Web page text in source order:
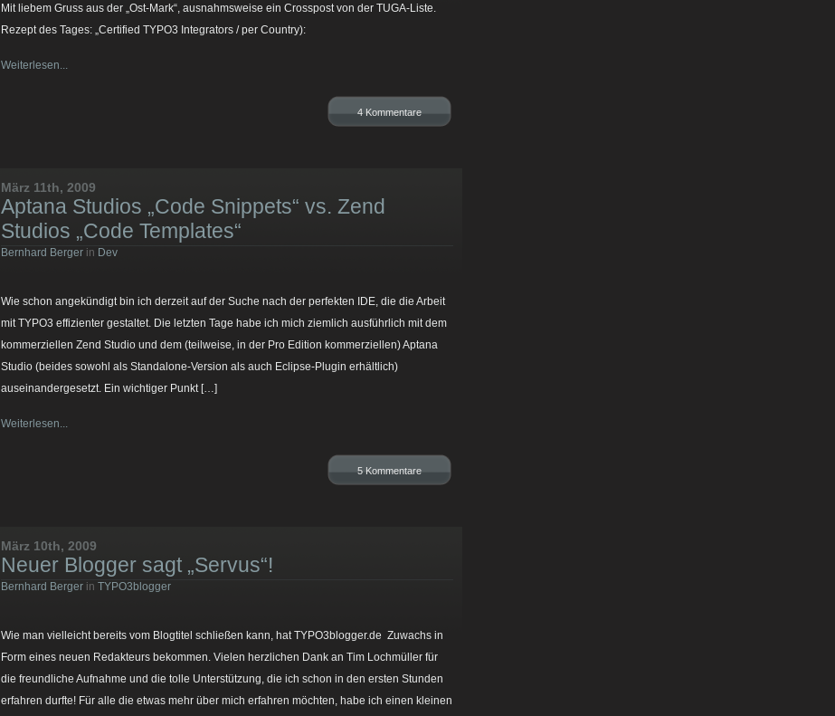
Mit liebem Gruss aus der „Ost-Mark“, ausnahmsweise ein Crosspost von der TUGA-Liste.
Rezept des Tages: „Certified TYPO3 Integrators / per Country):
Weiterlesen...
4 Kommentare
März 11th, 2009
Aptana Studios „Code Snippets“ vs. Zend
Studios „Code Templates“
Bernhard Berger in Dev
Wie schon angekündigt bin ich derzeit auf der Suche nach der perfekten IDE, die die Arbeit
mit TYPO3 effizienter gestaltet. Die letzten Tage habe ich mich ziemlich ausführlich mit dem
kommerziellen Zend Studio und dem (teilweise, in der Pro Edition kommerziellen) Aptana
Studio (beides sowohl als Standalone-Version als auch Eclipse-Plugin erhältlich)
auseinandergesetzt. Ein wichtiger Punkt […]
Weiterlesen...
5 Kommentare
März 10th, 2009
Neuer Blogger sagt „Servus“!
Bernhard Berger in TYPO3blogger
Wie man vielleicht bereits vom Blogtitel schließen kann, hat TYPO3blogger.de Zuwachs in
Form eines neuen Redakteurs bekommen. Vielen herzlichen Dank an Tim Lochmüller für
die freundliche Aufnahme und die tolle Unterstützung, die ich schon in den ersten Stunden
erfahren durfte! Für alle die etwas mehr über mich erfahren möchten, habe ich einen kleinen